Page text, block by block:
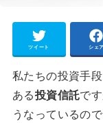
ツイート シェア
私たちの投資手
ある投資信託で
うなっているので